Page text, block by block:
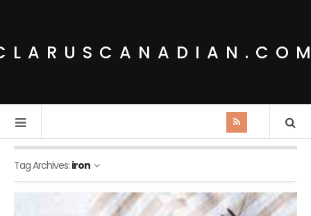
Tag Archives: iron